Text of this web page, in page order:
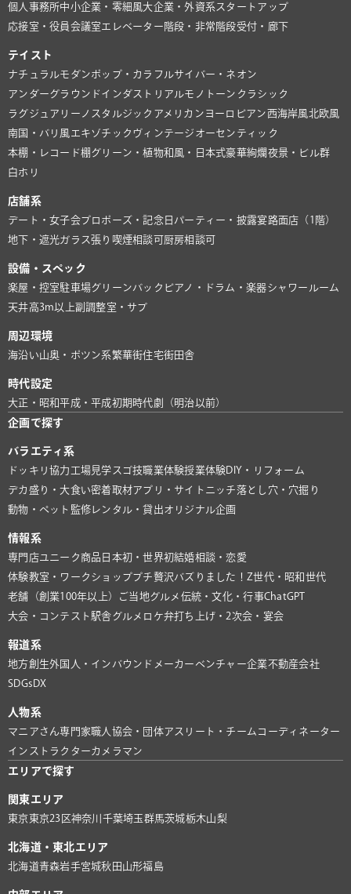
個人事務所中小企業・零細風大企業・外資系スタートアップ
応接室・役員会議室 エレベーター 階段・非常階段受付・廊下
テイスト
ナチュラルモダンポップ・カラフルサイバー・ネオン
アンダーグラウンド インダストリアルモノトーン クラシック
ラグジュアリー ノスタルジック アメリカン ヨーロピアン 西海岸風北欧風
南国・バリ風 エキゾチック ヴィンテージ オーセンティック
本棚・レコード棚グリーン・植物和風・日本式豪華絢爛夜景・ビル群
白ホリ
店舗系
デート・女子会プロポーズ・記念日 パーティー・披露宴路面店（1階）
地下・遮光ガラス張り 喫煙相談可 厨房相談可
設備・スペック
楽屋・控室駐車場グリーンバック ピアノ・ドラム・楽器シャワールーム
天井高3m以上副調整室・サブ
周辺環境
海沿い山奥・ポツン系繁華街住宅街田舎
時代設定
大正・昭和平成・平成初期時代劇（明治以前）
企画で探す
バラエティ系
ドッキリ協力 工場見学 スゴ技職業体験授業体験 DIY・リフォーム
デカ盛り・大食い密着取材アプリ・サイト ニッチ落とし穴・穴掘り
動物・ペット 監修 レンタル・貸出オリジナル企画
情報系
専門店ユニーク商品 日本初・世界初結婚相談・恋愛
体験教室・ワークショッププチ贅沢バズりました！ Z世代・昭和世代
老舗（創業100年以上）
ご当地グルメ 伝統・文化・行事ChatGPT
大会・コンテスト 駅舎グルメ ロケ弁打ち上げ・2次会・宴会
報道系
地方創生外国人・インバウンド メーカー ベンチャー企業不動産会社
SDGs DX
人物系
マニアさん専門家 職人 協会・団体アスリート・チーム コーディネーター
インストラクターカメラマン
エリアで探す
関東エリア
東京 東京23区神奈川 千葉埼玉群馬茨城栃木山梨
北海道・東北エリア
北海道青森岩手宮城秋田 山形福島